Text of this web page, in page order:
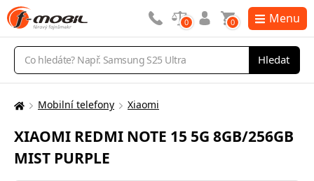
Vyhledávání
Hledat
0 0 Menu
Zde
nacházíte:
Mobilní telefony Xiaomi
XIAOMI REDMI NOTE 15 5G 8GB/256GB
MIST PURPLE